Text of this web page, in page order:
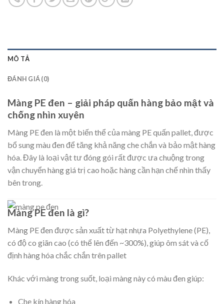
MÔ TẢ
ĐÁNH GIÁ (0)
Màng PE đen – giải pháp quấn hàng bảo mật và
chống nhìn xuyên
Màng PE đen là một biến thể của màng PE quấn pallet, được
bổ sung màu đen để tăng khả năng che chắn và bảo mật hàng
hóa. Đây là loại vật tư đóng gói rất được ưa chuộng trong
vận chuyển hàng giá trị cao hoặc hàng cần hạn chế nhìn thấy
bên trong.
Màng PE đen là gì?
Màng PE đen được sản xuất từ hạt nhựa Polyethylene (PE),
có độ co giãn cao (có thể lên đến ~300%), giúp ôm sát và cố
định hàng hóa chắc chắn trên pallet
Khác với màng trong suốt, loại màng này có màu đen giúp:
Che kín hàng hóa